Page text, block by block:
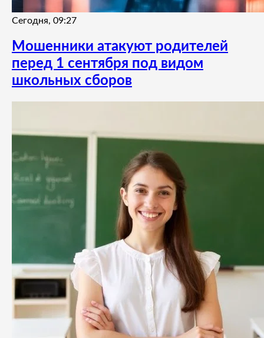
Сегодня, 09:27
Мошенники атакуют родителей
перед 1 сентября под видом
школьных сборов